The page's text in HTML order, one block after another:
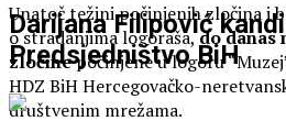
Unatoč težini počinjenih zločina i
o stradanjima logoraša,do danas
zločinepočinjene u logoru
HDZ BiH Hercegovačko-
društvenim mrežama.
Darijana Filipović
Predsjedništvo BiH